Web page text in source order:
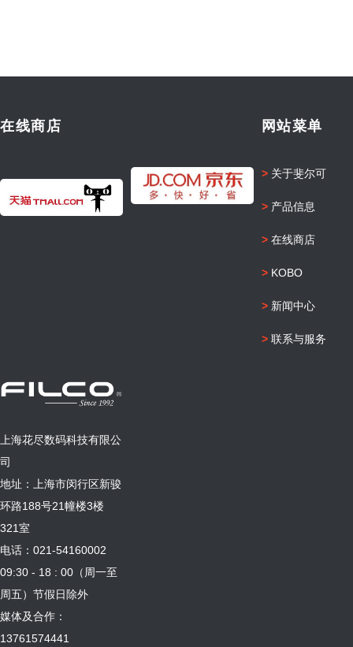
网站菜单
>关于斐尔可
>产品信息
>在线商店
>KOBO
>新闻中心
>联系与服务
在线商店
上海花尽数码科技有限公
司
地址：上海市闵行区新骏
环路188号21幢楼3楼
321室
电话：021-54160002
09:30 - 18 : 00（周一至
周五）节假日除外
媒体及合作：
13761574441